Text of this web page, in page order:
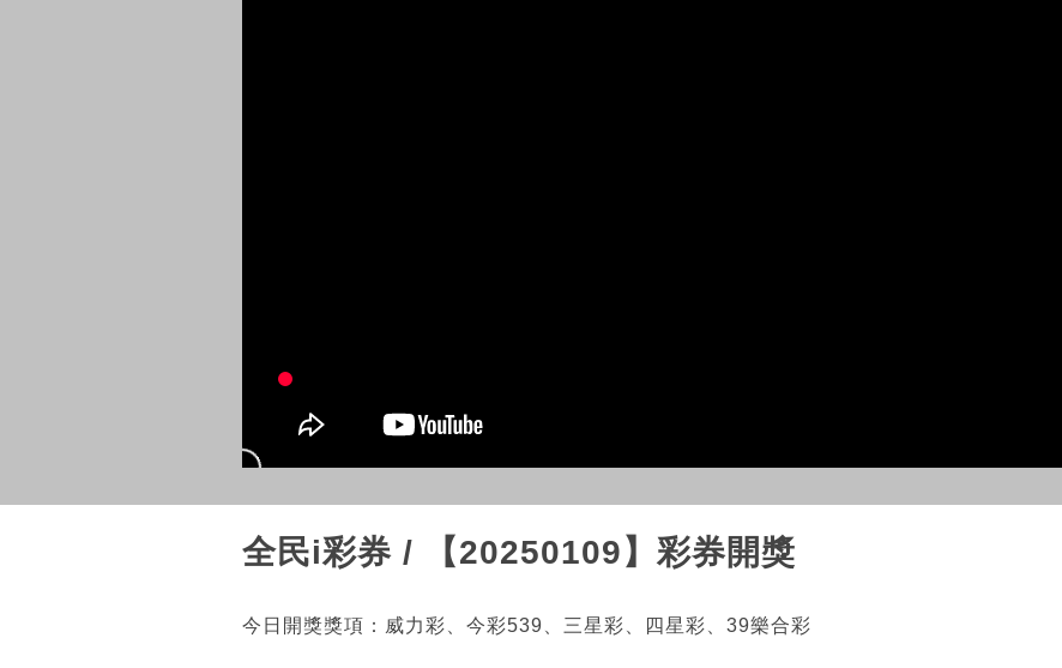
全民i彩券 / 【20250109】彩券開獎
今日開獎獎項：威力彩、今彩539、三星彩、四星彩、39樂合彩